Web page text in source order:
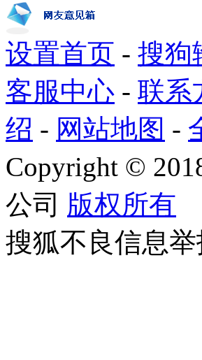
设置首页 - 搜狗
客服中心 - 联系
绍 - 网站地图 -
Copyright ©
公司 版权所有
搜狐不良信息举